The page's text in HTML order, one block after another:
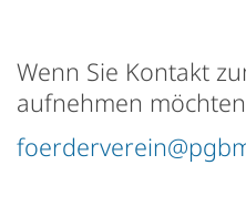
Wenn Sie Kontakt
aufnehmen